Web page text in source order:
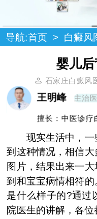
导航:首页 > 白癜风
婴儿
石家庄白癜风
王明峰 主治
擅长：中医诊疗
现实生活中，一
到这种情况，相信
图片，结果出来一
到和宝宝病情相符
是什么样子的?通过
院医生的讲解，各位